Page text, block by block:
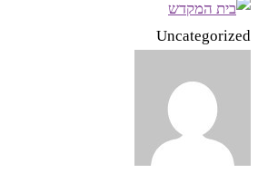
Uncategorized